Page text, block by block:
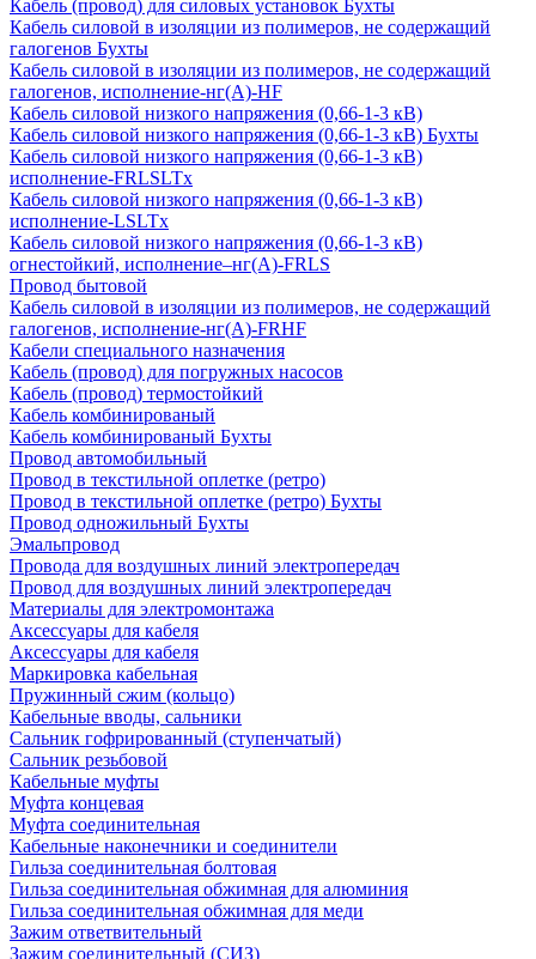
Кабель (провод) для силовых установок Бухты
Кабель силовой в изоляции из полимеров, не содержащий
галогенов Бухты
Кабель силовой в изоляции из полимеров, не содержащий
галогенов, исполнение-нг(А)-HF
Кабель силовой низкого напряжения (0,66-1-3 кВ)
Кабель силовой низкого напряжения (0,66-1-3 кВ) Бухты
Кабель силовой низкого напряжения (0,66-1-3 кВ)
исполнение-FRLSLTx
Кабель силовой низкого напряжения (0,66-1-3 кВ)
исполнение-LSLTx
Кабель силовой низкого напряжения (0,66-1-3 кВ)
огнестойкий, исполнение–нг(А)-FRLS
Провод бытовой
Кабель силовой в изоляции из полимеров, не содержащий
галогенов, исполнение-нг(А)-FRHF
Кабели специального назначения
Кабель (провод) для погружных насосов
Кабель (провод) термостойкий
Кабель комбинированый
Кабель комбинированый Бухты
Провод автомобильный
Провод в текстильной оплетке (ретро)
Провод в текстильной оплетке (ретро) Бухты
Провод одножильный Бухты
Эмальпровод
Провода для воздушных линий электропередач
Провод для воздушных линий электропередач
Материалы для электромонтажа
Аксессуары для кабеля
Аксессуары для кабеля
Маркировка кабельная
Пружинный сжим (кольцо)
Кабельные вводы, сальники
Сальник гофрированный (ступенчатый)
Сальник резьбовой
Кабельные муфты
Муфта концевая
Муфта соединительная
Кабельные наконечники и соединители
Гильза соединительная болтовая
Гильза соединительная обжимная для алюминия
Гильза соединительная обжимная для меди
Зажим ответвительный
Зажим соединительный (СИЗ)